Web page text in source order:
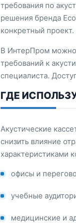
требования по
решения бренда
конкретный проект.
В ИнтерПром можно
требований к
специалиста.
ГДЕ
Акустические
снизить влияние
характеристиками
офисы и
учебные
медицинские и